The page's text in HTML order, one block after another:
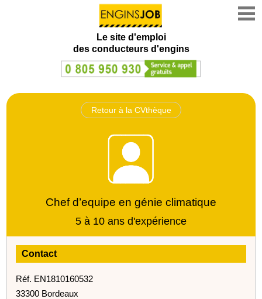
Le site d'emploi
des conducteurs d'engins
Retour à la CVthèque
Chef d’equipe en génie climatique
5 à 10 ans d'expérience
Contact
Réf. EN1810160532
33300 Bordeaux